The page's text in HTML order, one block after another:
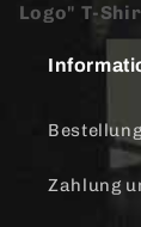
Logo" T-
Zahlung